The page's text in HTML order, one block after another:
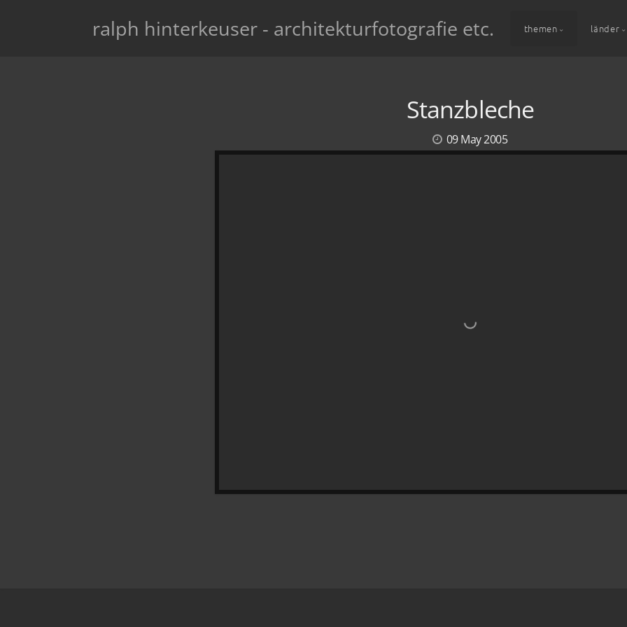
ralph hinterkeuser - architekturfotografie etc. themen länder
Stanzbleche
09 May 2005